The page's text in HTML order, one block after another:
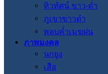
ทิวทัศน์ ขาว-ดำ
ภูเขาขาวดำ
พลบค่ำเมฆฝน
ภาพมงคล
นกยูง
เสือ